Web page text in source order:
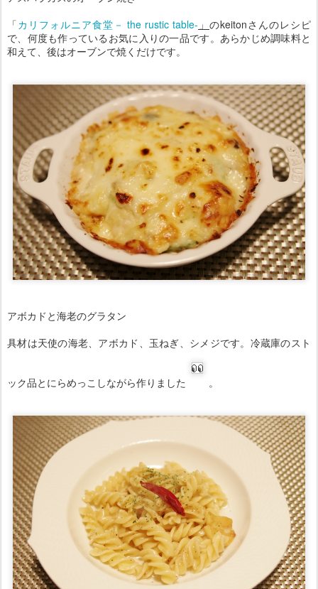
「カリフォルニア食堂－ the rustic table- 」 のkeitonさんのレシピ
で、何度も作っているお気に入りの一品です。あらかじめ調味料と
和えて、後はオーブンで焼くだけです。
アボカドと海老のグラタン
具材は天使の海老、アボカド、玉ねぎ、シメジです。冷蔵庫のスト
ック品とにらめっこしながら作りました 。